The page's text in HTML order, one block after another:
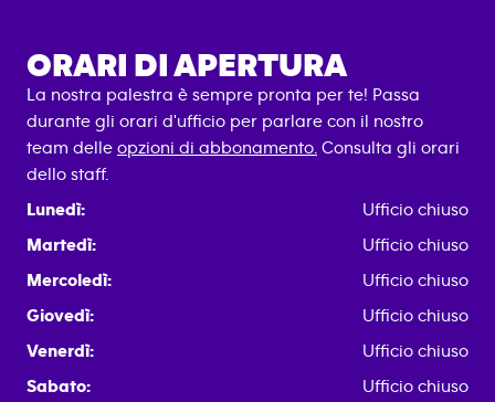
ORARI DI APERTURA
La nostra palestra è sempre pronta per te! Passa
durante gli orari d'ufficio per parlare con il nostro
team delle opzioni di abbonamento. Consulta gli orari
dello staff.
Lunedì:
Ufficio chiuso
Martedì:
Ufficio chiuso
Mercoledì:
Ufficio chiuso
Giovedì:
Ufficio chiuso
Venerdì:
Ufficio chiuso
Sabato:
Ufficio chiuso